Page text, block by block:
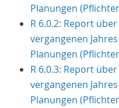
Planungen
R 6.0.2: Report
vergangenen
Planungen
R 6.0.3: Report
vergangenen
Planungen